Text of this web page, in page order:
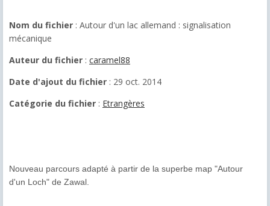
Nom du fichier : Autour d'un lac allemand : signalisation
mécanique
Auteur du fichier : caramel88
Date d'ajout du fichier : 29 oct. 2014
Catégorie du fichier : Etrangères
Nouveau parcours adapté à partir de la superbe map "Autour
d'un Loch" de Zawal.